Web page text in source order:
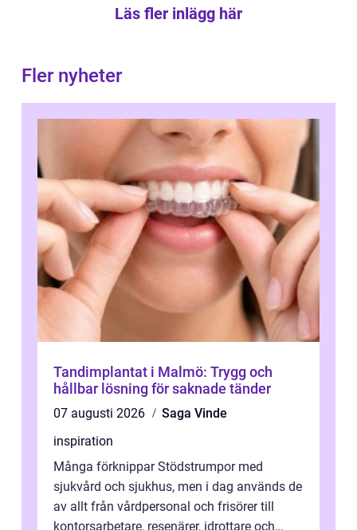
Läs fler inlägg här
Fler nyheter
Tandimplantat i Malmö: Trygg och
hållbar lösning för saknade tänder
07 augusti 2026
Saga Vinde
inspiration
Många förknippar Stödstrumpor med
sjukvård och sjukhus, men i dag används de
av allt från vårdpersonal och frisörer till
kontorsarbetare, resenärer, idrottare och